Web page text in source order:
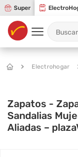
Super
Electrohogar
Zapatos -
Sandalias
Aliadas –